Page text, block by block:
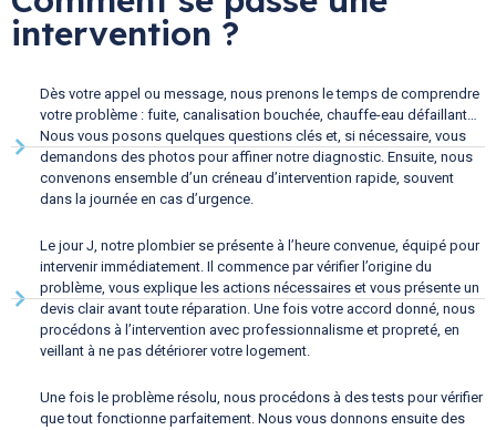
intervention ?
Dès votre appel ou message, nous prenons le temps de comprendre
votre problème : fuite, canalisation bouchée, chauffe-eau défaillant…
Nous vous posons quelques questions clés et, si nécessaire, vous
demandons des photos pour affiner notre diagnostic. Ensuite, nous
convenons ensemble d’un créneau d’intervention rapide, souvent
dans la journée en cas d’urgence.
Le jour J, notre plombier se présente à l’heure convenue, équipé pour
intervenir immédiatement. Il commence par vérifier l’origine du
problème, vous explique les actions nécessaires et vous présente un
devis clair avant toute réparation. Une fois votre accord donné, nous
procédons à l’intervention avec professionnalisme et propreté, en
veillant à ne pas détériorer votre logement.
Une fois le problème résolu, nous procédons à des tests pour vérifier
que tout fonctionne parfaitement. Nous vous donnons ensuite des